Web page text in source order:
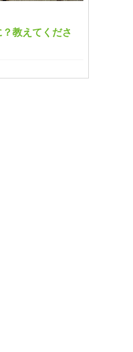
教えてくださ